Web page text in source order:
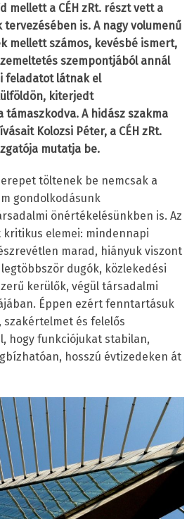
mellett a CÉH zRt. részt vett a
is. A nagy volumenű
mellett számos, kevésbé ismert,
szempontjából annál
feladatot látnak el
kiterjedt
A hidász szakma
Kolozsi Péter, a CÉH zRt.
mutatja be.
töltenek be nemcsak a
gondolkodásunk
önértékelésünkben is. Az
elemei: mindennapi
marad, hiányuk viszont
dugók, közlekedési
kerülők, végül társadalmi
Éppen ezért fenntartásuk
és felelős
hogy funkciójukat stabilan,
hosszú évtizedeken át